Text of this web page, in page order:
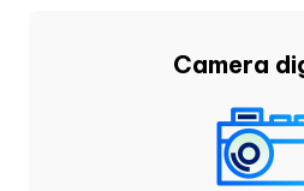
Camera